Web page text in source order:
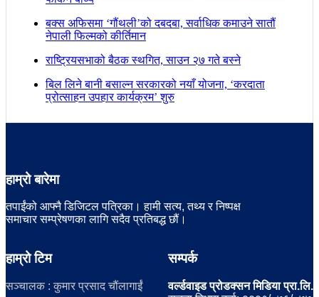
बक्स अफिसमा ‘गौंथली’को दबदबा, सर्वाधिक कमाउने सातौं
नेपाली फिल्मको कीर्तिमान
राष्ट्रियसभाको बैठक स्थगित, साउन २७ गते बस्ने
बिल लिने बानी बसाल्न सरकारको नयाँ योजना, ‘करदाता
प्रोत्साहन उपहार कार्यक्रम’ शुरु
हाम्रो बारेमा
तपाईंको आफ्नै डिजिटल पत्रिका। हामी सत्य, तथ्य र निष्पक्ष
समाचार सम्प्रेषणका लागि सदैव प्रतिबद्ध छौं।
हाम्रो टिम
सञ्चालक : कुमार प्रसाद चौंलागाईं
सम्पर्क
वर्ल्डवाइड प्रोडक्सन मिडिया प्रा.लि.